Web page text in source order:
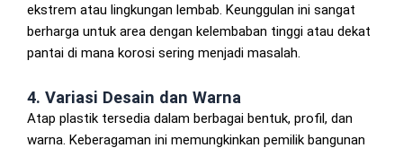
ekstrem atau lingkungan lembab. Keunggulan ini sangat
berharga untuk area dengan kelembaban tinggi atau dekat
pantai di mana korosi sering menjadi masalah.
4. Variasi Desain dan Warna
Atap plastik tersedia dalam berbagai bentuk, profil, dan
warna. Keberagaman ini memungkinkan pemilik bangunan